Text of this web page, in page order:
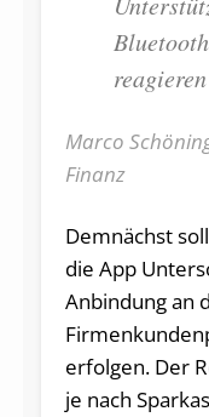
Marco
Finanz
Demnächst
die App
Anbindung an
erfolgen. Der
je nach